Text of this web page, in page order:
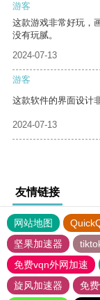
游客
这款游戏非常好玩，
没有玩腻。
2024-07-13
游客
这款软件的界面设计
2024-07-13
友情链接
网站地图
坚果加速器
免费vqn外网加速
旋风加速器
免